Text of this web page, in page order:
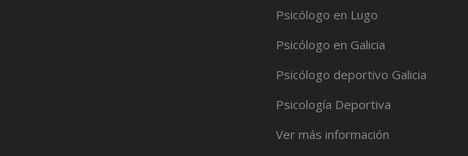
Psicólogo en Lugo
Psicólogo en Galicia
Psicólogo deportivo Galicia
Psicología Deportiva
Ver más información